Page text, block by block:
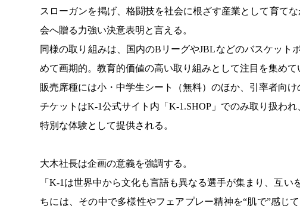
スローガンを掲げ、格闘技を社会に根ざす産業として育て
会へ贈る力強い決意表明と言える。
同様の取り組みは、国内のBリーグやJBLなどのバスケッ
めて画期的。教育的価値の高い取り組みとして注目を集めて
販売席種には小・中学生シート（無料）のほか、引率者向
チケットはK-1公式サイト内「K-1.SHOP」でのみ取り扱われ
特別な体験として提供される。
大木社長は企画の意義を強調する。
「K-1は世界中から文化も言語も異なる選手が集まり、互
ちには、その中で多様性やフェアプレー精神を“肌で”感じ